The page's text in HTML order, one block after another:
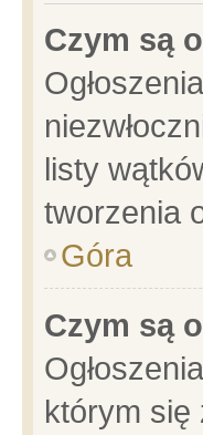
Czym są
listy
tworzenia
Góra
Czym są
którym się